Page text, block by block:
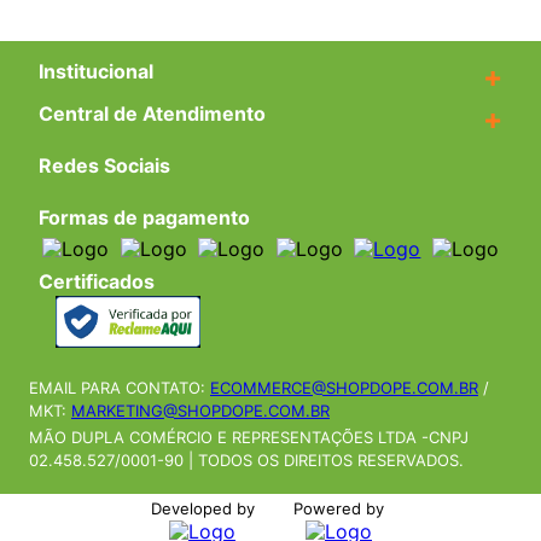
Institucional +
Central de Atendimento +
Redes Sociais
Formas de pagamento
Certificados
EMAIL PARA CONTATO: ECOMMERCE@SHOPDOPE.COM.BR /
MKT: MARKETING@SHOPDOPE.COM.BR
MÃO DUPLA COMÉRCIO E REPRESENTAÇÕES LTDA -CNPJ
02.458.527/0001-90 | TODOS OS DIREITOS RESERVADOS.
Developed by Powered by